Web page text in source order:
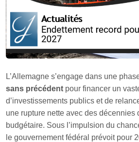
L’Allemagne s’engage dans une
sans précédent pour financer un
d’investissements publics et de
une rupture nette avec des décennies
budgétaire. Sous l’impulsion du
le gouvernement fédéral prévoit pour